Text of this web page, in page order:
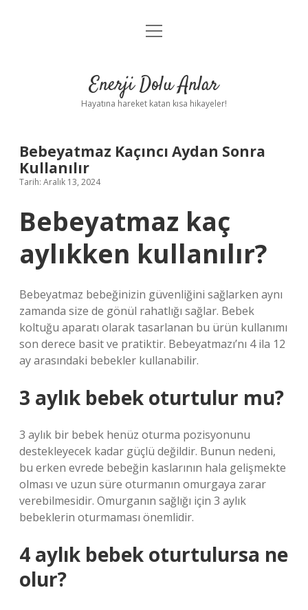
Anasayfa
Yasal Uyarı
menüyü
Enerji Dolu Anlar
Hayatına hareket katan kısa hikayeler!
Bebeyatmaz Kaçıncı Aydan Sonra
Kullanılır
Tarih: Aralık 13, 2024
Bebeyatmaz kaç
aylıkken kullanılır?
Bebeyatmaz bebeğinizin güvenliğini sağlarken aynı
zamanda size de gönül rahatlığı sağlar. Bebek
koltuğu aparatı olarak tasarlanan bu ürün kullanımı
son derece basit ve pratiktir. Bebeyatmazı’nı 4 ila 12
ay arasındaki bebekler kullanabilir.
3 aylık bebek oturtulur mu?
3 aylık bir bebek henüz oturma pozisyonunu
destekleyecek kadar güçlü değildir. Bunun nedeni,
bu erken evrede bebeğin kaslarının hala gelişmekte
olması ve uzun süre oturmanın omurgaya zarar
verebilmesidir. Omurganın sağlığı için 3 aylık
bebeklerin oturmaması önemlidir.
4 aylık bebek oturtulursa ne
olur?